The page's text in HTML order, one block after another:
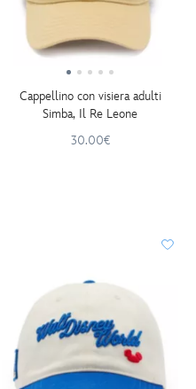
Cappellino con visiera adulti
Simba, Il Re Leone
30.00€